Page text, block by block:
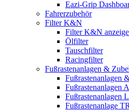
Eazi-Grip
Fahrerzubehör
Filter K&N
Filter K&N
Ölfilter
Tauschfilter
Racingfilter
Fußrastenanlagen &
Fußrastenanlagen
Fußrastenanlagen
Fußrastenanlagen
Fußrastenanlage